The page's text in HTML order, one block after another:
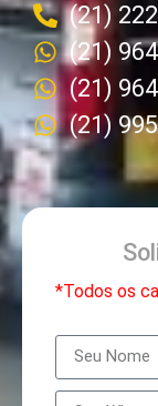
(21)
(21)
(21)
(21)
*Todos os